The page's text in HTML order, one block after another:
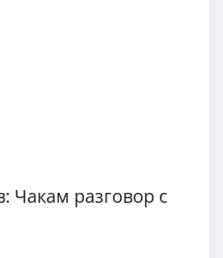
Чакам разговор с